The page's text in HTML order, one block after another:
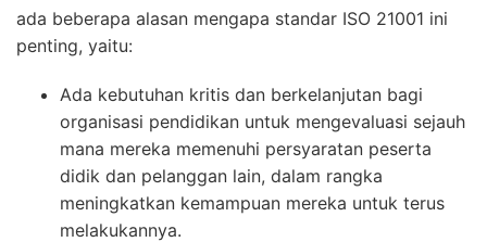
ada beberapa alasan mengapa standar ISO 21001 ini
penting, yaitu:
Ada kebutuhan kritis dan berkelanjutan bagi
organisasi pendidikan untuk mengevaluasi sejauh
mana mereka memenuhi persyaratan peserta
didik dan pelanggan lain, dalam rangka
meningkatkan kemampuan mereka untuk terus
melakukannya.